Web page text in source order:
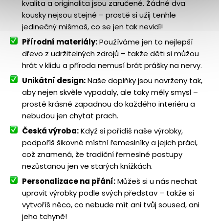
kvalita a originalita jsou zaručené. Žádné dva
kousky nejsou stejné – prostě si užij tenhle
jedinečný mišmaš, co se jen tak nevidí!
Přírodní materiály:Používáme jen to nejlepší
dřevo z udržitelných zdrojů – takže děti si můžou
hrát v klidu a příroda nemusí brát prášky na nervy.
Unikátní design:Naše doplňky jsou navrženy tak,
aby nejen skvěle vypadaly, ale taky měly smysl –
prostě krásně zapadnou do každého interiéru a
nebudou jen chytat prach.
Česká výroba:Když si pořídíš naše výrobky,
podpoříš šikovné místní řemeslníky a jejich práci,
což znamená, že tradiční řemeslné postupy
nezůstanou jen ve starých knížkách.
Personalizace na přání:Můžeš si u nás nechat
upravit výrobky podle svých představ – takže si
vytvoříš něco, co nebude mít ani tvůj soused, ani
jeho tchyně!